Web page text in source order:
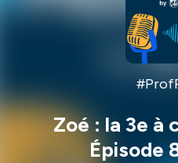
Zoé : la 3e
Épisode